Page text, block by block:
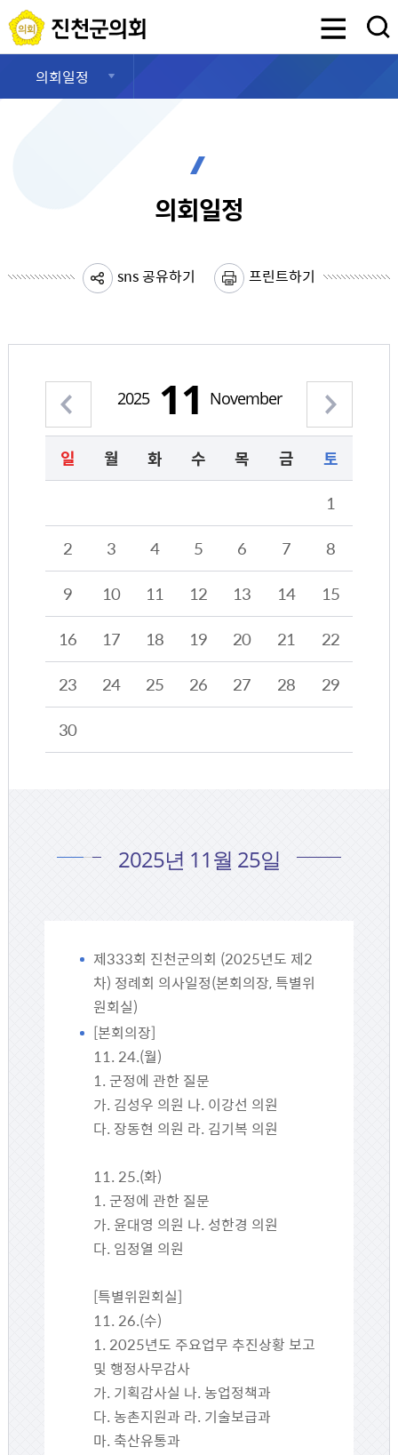
진천군의회
의회일정
의회일정
sns 공유하기 프린트하기
2025 11 November
2025년 11월의 달력형태로 해당 날짜를 클릭하시면 해당 날짜의 일정계획을 정보를 제공합니다.
일 월 화 수 목 금
토
1
2
3 4 5 6 7
8
9
10 11 12 13 14
15
16
17 18 19 20 21
22
23
24 25 26 27 28
29
30
2025년 11월 25일
제333회 진천군의회 (2025년도 제2
차) 정례회 의사일정(본회의장, 특별위
원회실)
[본회의장]
11. 24.(월)
1. 군정에 관한 질문
가. 김성우 의원 나. 이강선 의원
다. 장동현 의원 라. 김기복 의원
11. 25.(화)
1. 군정에 관한 질문
가. 윤대영 의원 나. 성한경 의원
다. 임정열 의원
[특별위원회실]
11. 26.(수)
1. 2025년도 주요업무 추진상황 보고
및 행정사무감사
가. 기획감사실 나. 농업정책과
다. 농촌지원과 라. 기술보급과
마. 축산유통과